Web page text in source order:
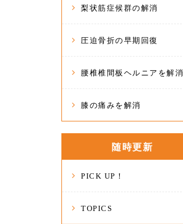
梨状筋症候群の解消
圧迫骨折の早期回復
腰椎椎間板ヘルニアを解消
膝の痛みを解消
随時更新
PICK UP！
TOPICS